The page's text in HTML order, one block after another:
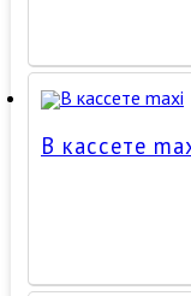
В кассете